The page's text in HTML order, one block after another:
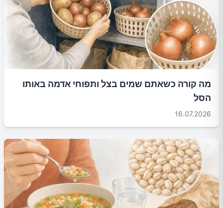
מה קורה כשאתם שמים בצל ותפוחי אדמה באותו
הסל
16.07.2026